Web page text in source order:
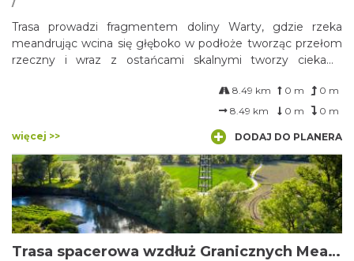
Trasa prowadzi fragmentem doliny Warty, gdzie rzeka
meandrując wcina się głęboko w podłoże tworząc przełom
rzeczny i wraz z ostańcami skalnymi tworzy ciekawy
8.49 km 0 m
0 m
8.49 km
0 m 0 m
więcej >> DODAJ DO PLANERA
Trasa spacerowa wzdłuż Granicznych Meandrów Odry